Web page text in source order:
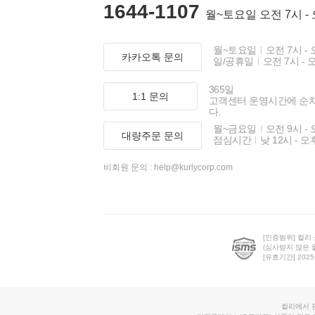
1644-1107 월~토요일 오전 7시 -
카카오톡 문의
월~토요일
오전 7시 -
일/공휴일
오전 7시 -
1:1 문의
365일
고객센터 운영시간에 순
다.
대량주문 문의
월~금요일
오전 9시 -
점심시간
낮 12시 - 오
비회원 문의 : help@kurlycorp.com
[인증범위] 컬리
(심사받지 않은
[유효기간]
컬리에서